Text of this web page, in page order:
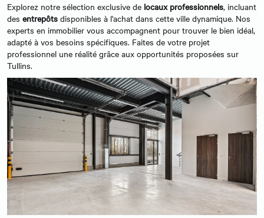
Explorez notre sélection exclusive de locaux professionnels, incluant
des entrepôts disponibles à l'achat dans cette ville dynamique. Nos
experts en immobilier vous accompagnent pour trouver le bien idéal,
adapté à vos besoins spécifiques. Faites de votre projet
professionnel une réalité grâce aux opportunités proposées sur
Tullins.